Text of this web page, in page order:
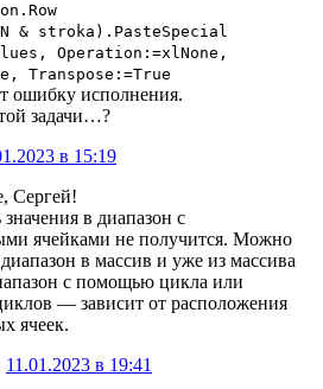
& stroka).PasteSpecial
Operation:=xlNone,
Transpose:=True
ошибку исполнения.
задачи…?
в 15:19
Сергей!
значения в диапазон с
ячейками не получится. Можно
в массив и уже из массива
с помощью цикла или
— зависит от расположения
ячеек.
11.01.2023 в 19:41